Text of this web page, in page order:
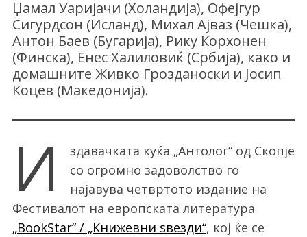
Џамал Уаријачи (Холандија), Офејгур
Сигурдсон (Исланд), Михал Ајваз (Чешка),
Антон Баев (Бугарија), Рику Корхонен
(Финска), Енес Халиловиќ (Србија), како и
домашните Живко Грозданоски и Јосип
Коцев (Македонија).
И
здавачката куќа „Антолог“ од Скопје
со огромно задоволство го
најавува четвртото издание на
Фестивалот на европската литература
„BookStar“ / „Книжевни ѕвезди“, кој ќе се